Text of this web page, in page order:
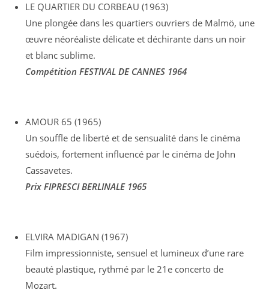
LE QUARTIER DU CORBEAU (1963)
Une plongée dans les quartiers ouvriers de Malmö, une
œuvre néoréaliste délicate et déchirante dans un noir
et blanc sublime.
Compétition FESTIVAL DE CANNES 1964
AMOUR 65 (1965)
Un souffle de liberté et de sensualité dans le cinéma
suédois, fortement influencé par le cinéma de John
Cassavetes.
Prix FIPRESCI BERLINALE 1965
ELVIRA MADIGAN (1967)
Film impressionniste, sensuel et lumineux d’une rare
beauté plastique, rythmé par le 21e concerto de
Mozart.